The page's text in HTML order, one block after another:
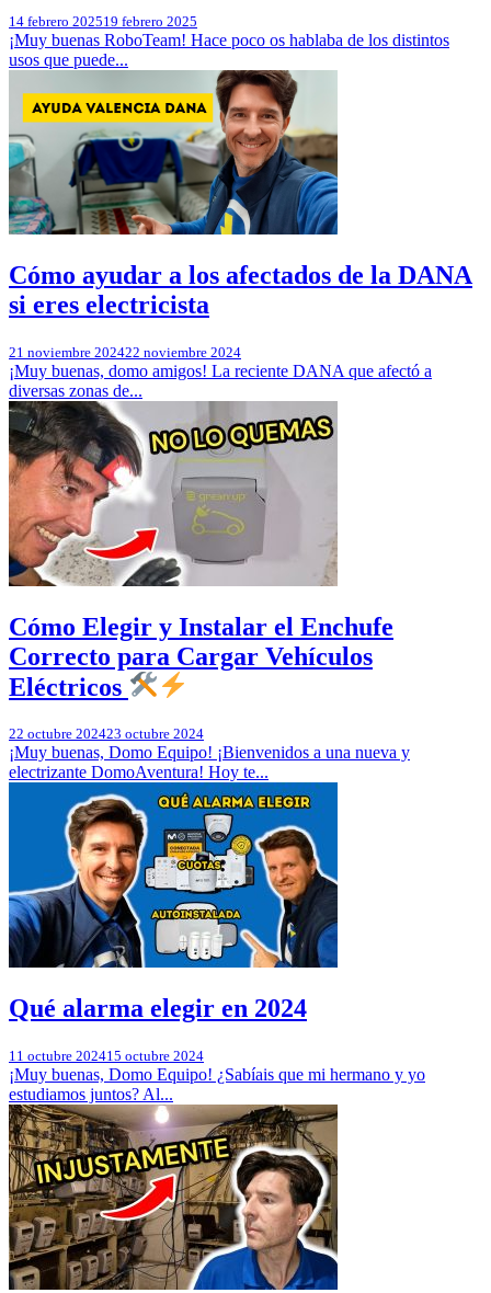
14 febrero 202519 febrero 2025
¡Muy buenas RoboTeam! Hace poco os hablaba de los distintos
usos que puede...
Cómo ayudar a los afectados de la DANA
si eres electricista
21 noviembre 202422 noviembre 2024
¡Muy buenas, domo amigos! La reciente DANA que afectó a
diversas zonas de...
Cómo Elegir y Instalar el Enchufe
Correcto para Cargar Vehículos
Eléctricos
22 octubre 202423 octubre 2024
¡Muy buenas, Domo Equipo! ¡Bienvenidos a una nueva y
electrizante DomoAventura! Hoy te...
Qué alarma elegir en 2024
11 octubre 202415 octubre 2024
¡Muy buenas, Domo Equipo! ¿Sabíais que mi hermano y yo
estudiamos juntos? Al...